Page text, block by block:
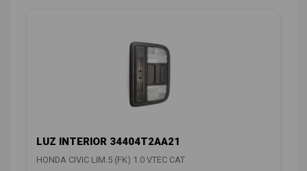
LUZ INTERIOR 34404T2AA21
HONDA CIVIC LIM.5 (FK) 1.0 VTEC CAT